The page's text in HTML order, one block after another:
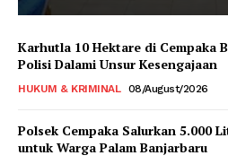
Karhutla 10 Hektare di Cempaka
Polisi Dalami Unsur Kesengajaan
HUKUM & KRIMINAL 08/August/2026
Polsek Cempaka Salurkan 5.000
untuk Warga Palam Banjarbaru